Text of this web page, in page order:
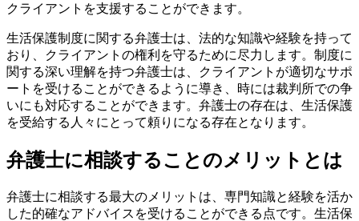
クライアントを支援することができます。
生活保護制度に関する弁護士は、法的な知識や経験を持って
おり、クライアントの権利を守るために尽力します。制度に
関する深い理解を持つ弁護士は、クライアントが適切なサポ
ートを受けることができるように導き、時には裁判所での争
いにも対応することができます。弁護士の存在は、生活保護
を受給する人々にとって頼りになる存在となります。
弁護士に相談することのメリットとは
弁護士に相談する最大のメリットは、専門知識と経験を活か
した的確なアドバイスを受けることができる点です。生活保